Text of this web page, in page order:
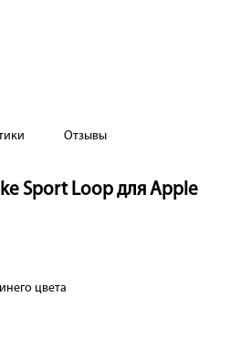
Отзывы
Sport Loop для Apple
цвета